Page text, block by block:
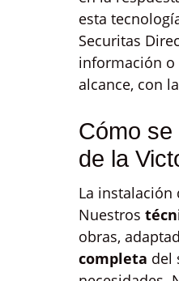
esta
Securitas
información
alcance, con
Cómo
de la
La instalación
Nuestros
obras,
completa del